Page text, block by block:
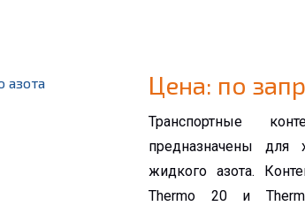
Цена: по
Транспортные
предназначены для
жидкого азота.
Thermo 20 и